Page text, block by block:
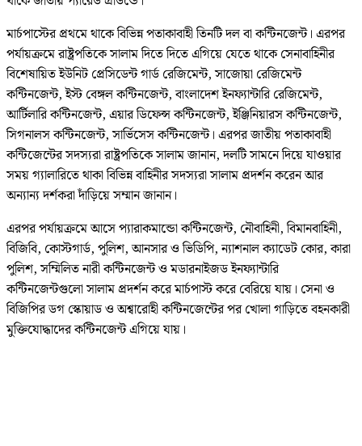
মার্চপাস্টের প্রথমে থাকে বিভিন্ন পতাকাবাহী তিনটি দল বা কন্টিনজেন্ট। এরপর
পর্যায়ক্রমে রাষ্ট্রপতিকে সালাম দিতে দিতে এগিয়ে যেতে থাকে সেনাবাহিনীর
বিশেষায়িত ইউনিট প্রেসিডেন্ট গার্ড রেজিমেন্ট, সাজোয়া রেজিমেন্ট
কন্টিনজেন্ট, ইস্ট বেঙ্গল কন্টিনজেন্ট, বাংলাদেশ ইনফ্যান্টারি রেজিমেন্ট,
আর্টিলারি কন্টিনজেন্ট, এয়ার ডিফেন্স কন্টিনজেন্ট, ইঞ্জিনিয়ারস কন্টিনজেন্ট,
সিগনালস কন্টিনজেন্ট, সার্ভিসেস কন্টিনজেন্ট। এরপর জাতীয় পতাকাবাহী
কন্টিজেন্টের সদস্যরা রাষ্ট্রপতিকে সালাম জানান, দলটি সামনে দিয়ে যাওয়ার
সময় গ্যালারিতে থাকা বিভিন্ন বাহিনীর সদস্যরা সালাম প্রদর্শন করেন আর
অন্যান্য দর্শকরা দাঁড়িয়ে সম্মান জানান।
এরপর পর্যায়ক্রমে আসে প্যারাকমান্ডো কন্টিনজেন্ট, নৌবাহিনী, বিমানবাহিনী,
বিজিবি, কোস্টগার্ড, পুলিশ, আনসার ও ভিডিপি, ন্যাশনাল ক্যাডেট কোর, কারা
পুলিশ, সম্মিলিত নারী কন্টিনজেন্ট ও মডারনাইজড ইনফ্যান্টারি
কন্টিনজেন্টগুলো সালাম প্রদর্শন করে মার্চপাস্ট করে বেরিয়ে যায়। সেনা ও
বিজিপির ডগ স্কোয়াড ও অশ্বারোহী কন্টিনজেন্টের পর খোলা গাড়িতে বহনকারী
মুক্তিযোদ্ধাদের কন্টিনজেন্ট এগিয়ে যায়।